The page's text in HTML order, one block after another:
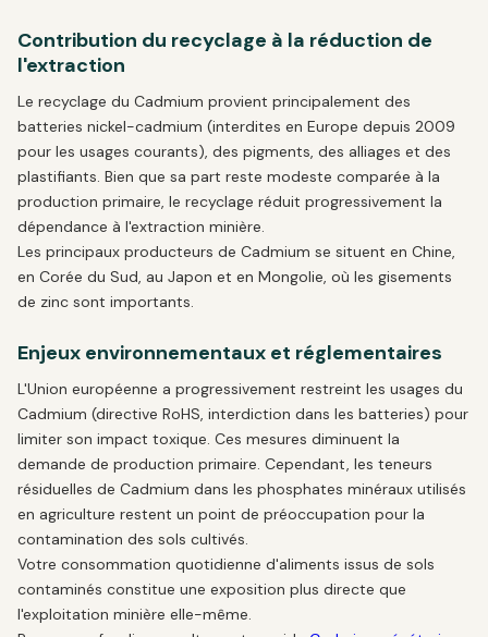
Contribution du recyclage à la réduction de
l'extraction
Le recyclage du Cadmium provient principalement des
batteries nickel-cadmium (interdites en Europe depuis 2009
pour les usages courants), des pigments, des alliages et des
plastifiants. Bien que sa part reste modeste comparée à la
production primaire, le recyclage réduit progressivement la
dépendance à l'extraction minière.
Les principaux producteurs de Cadmium se situent en Chine,
en Corée du Sud, au Japon et en Mongolie, où les gisements
de zinc sont importants.
Enjeux environnementaux et réglementaires
L'Union européenne a progressivement restreint les usages du
Cadmium (directive RoHS, interdiction dans les batteries) pour
limiter son impact toxique. Ces mesures diminuent la
demande de production primaire. Cependant, les teneurs
résiduelles de Cadmium dans les phosphates minéraux utilisés
en agriculture restent un point de préoccupation pour la
contamination des sols cultivés.
Votre consommation quotidienne d'aliments issus de sols
contaminés constitue une exposition plus directe que
l'exploitation minière elle-même.